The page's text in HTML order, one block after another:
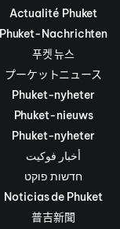
Actualité Phuket
Phuket-Nachrichten
푸켓 뉴스
プーケットニュース
Phuket-nyheter
Phuket-nieuws
Phuket-nyheter
أخبار فوكيت
חדשות פוקט
Noticias de Phuket
普吉新聞